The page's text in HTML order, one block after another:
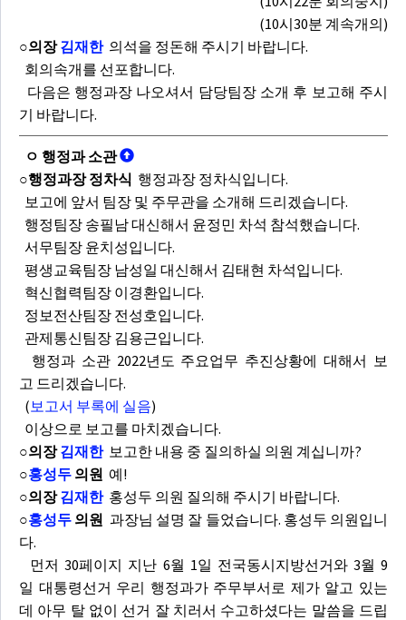
(10시30분 계속개의)
○의장김재한의석을 정돈해 주시기 바랍니다.
회의속개를 선포합니다.
다음은 행정과장 나오셔서 담당팀장 소개 후 보고해 주시
기 바랍니다.
ㅇ 행정과 소관
○행정과장 정차식 행정과장 정차식입니다.
보고에 앞서 팀장 및 주무관을 소개해 드리겠습니다.
행정팀장 송필남 대신해서 윤정민 차석 참석했습니다.
서무팀장 윤치성입니다.
평생교육팀장 남성일 대신해서 김태현 차석입니다.
혁신협력팀장 이경환입니다.
정보전산팀장 전성호입니다.
관제통신팀장 김용근입니다.
행정과 소관 2022년도 주요업무 추진상황에 대해서 보
고 드리겠습니다.
(보고서 부록에 실음)
이상으로 보고를 마치겠습니다.
○의장김재한보고한 내용 중 질의하실 의원 계십니까?
○홍성두 의원 예!
○의장김재한홍성두 의원 질의해 주시기 바랍니다.
○홍성두 의원 과장님 설명 잘 들었습니다. 홍성두 의원입니
다.
먼저 30페이지 지난 6월 1일 전국동시지방선거와 3월 9
일 대통령선거 우리 행정과가 주무부서로 제가 알고 있는
데 아무 탈 없이 선거 잘 치러서 수고하셨다는 말씀을 드립